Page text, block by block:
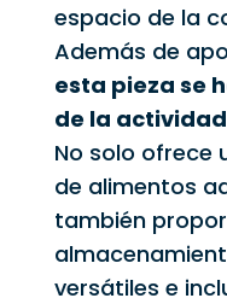
espacio de la
Además de
esta pieza se
de la
No solo ofrece
de alimentos
también
versátiles e